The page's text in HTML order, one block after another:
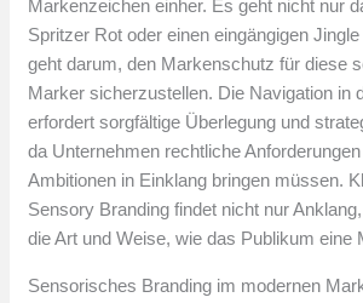
Markenzeichen einher. Es geht nicht nur
Spritzer Rot oder einen eingängigen
geht darum, den Markenschutz für diese
Marker sicherzustellen. Die Navigation in
erfordert sorgfältige Überlegung und
da Unternehmen rechtliche
Ambitionen in Einklang bringen müssen.
Sensory Branding findet nicht nur
die Art und Weise, wie das Publikum eine
Sensorisches Branding im modernen